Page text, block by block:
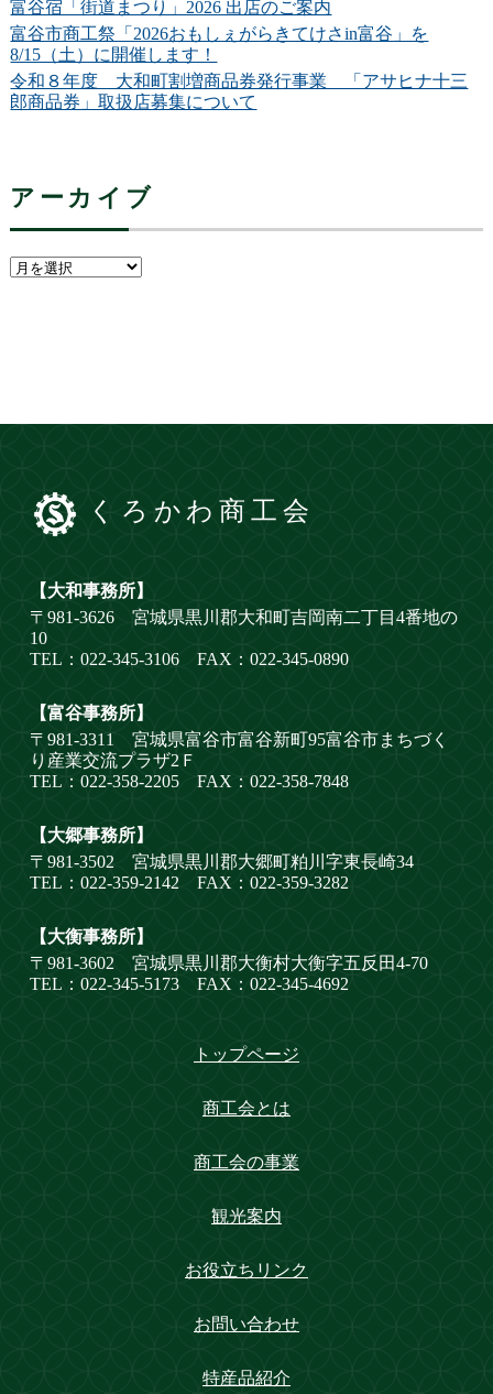
富谷宿「街道まつり」2026 出店のご案内
富谷市商工祭「2026おもしぇがらきてけさin富谷」を
8/15（土）に開催します！
令和８年度 大和町割増商品券発行事業 「アサヒナ十三
郎商品券」取扱店募集について
アーカイブ
くろかわ商工会
【大和事務所】
〒981-3626 宮城県黒川郡大和町吉岡南二丁目4番地の
10
TEL：022-345-3106 FAX：022-345-0890
【富谷事務所】
〒981-3311 宮城県富谷市富谷新町95富谷市まちづく
り産業交流プラザ2Ｆ
TEL：022-358-2205 FAX：022-358-7848
【大郷事務所】
〒981-3502 宮城県黒川郡大郷町粕川字東長崎34
TEL：022-359-2142 FAX：022-359-3282
【大衡事務所】
〒981-3602 宮城県黒川郡大衡村大衡字五反田4-70
TEL：022-345-5173 FAX：022-345-4692
トップページ
商工会とは
商工会の事業
観光案内
お役立ちリンク
お問い合わせ
特産品紹介